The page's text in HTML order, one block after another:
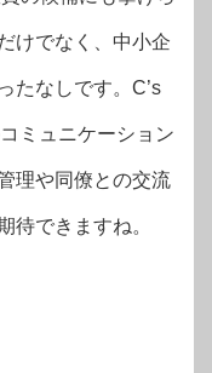
けでなく、中小企
たなしです。C’s
ミュニケーション
理や同僚との交流
待できますね。